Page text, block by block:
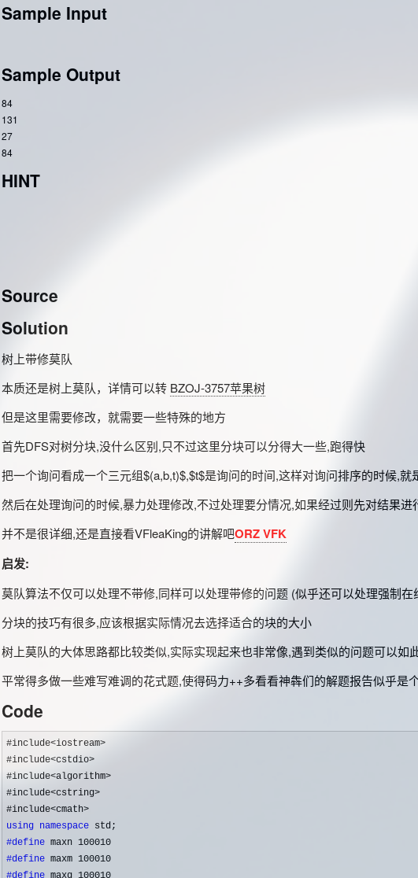
Sample Input
Sample Output
84
131
27
84
HINT
Source
Solution
树上带修莫队
本质还是树上莫队，详情可以转 BZOJ-3757苹果树
但是这里需要修改，就需要一些特殊的地方
首先DFS对树分块,没什么区别,只不过这里分块可以分得大一些,跑得快
把一个询问看成一个三元组$(a,b,t)$,$t$是询问的时间,这样对询问排序的时候,就
然后在处理询问的时候,暴力处理修改,不过处理要分情况,如果经过则先对结果
并不是很详细,还是直接看VFleaKing的讲解吧ORZ VFK
启发:
莫队算法不仅可以处理不带修,同样可以处理带修的问题 (似乎还可以处理强制在
分块的技巧有很多,应该根据实际情况去选择适合的块的大小
树上莫队的大体思路都比较类似,实际实现起来也非常像,遇到类似的问题可以如
平常得多做一些难写难调的花式题,使得码力++多看看神犇们的解题报告似乎是
Code
#include<iostream>
#include<cstdio>
#include<algorithm>
#include<cstring>
#include
<cmath>
using namespace
#define
maxn 100010
#define
maxm 100010
#define
maxq 100010